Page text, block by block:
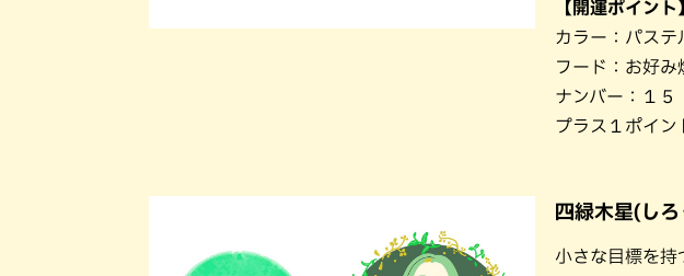
【開運ポイント
カラー：パステ
フード：お好み
ナンバー：１５
プラス１ポイン
四緑木星(し
小さな目標を持